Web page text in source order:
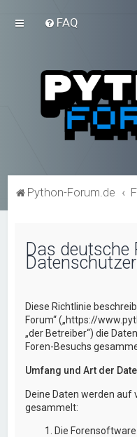
FAQ
Python-Forum.de
Das deutsche
Diese Richtlinie
Forum“ („https://
„der Betreiber“) die
Foren-Besuchs
Umfang und Art der
Deine Daten werden auf
gesammelt:
Die